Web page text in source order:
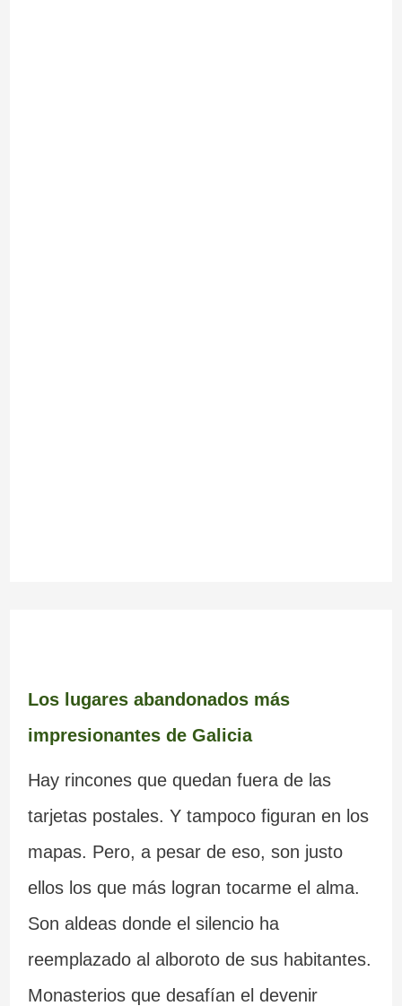
Los lugares abandonados más
impresionantes de Galicia
Hay rincones que quedan fuera de las
tarjetas postales. Y tampoco figuran en los
mapas. Pero, a pesar de eso, son justo
ellos los que más logran tocarme el alma.
Son aldeas donde el silencio ha
reemplazado al alboroto de sus habitantes.
Monasterios que desafían el devenir